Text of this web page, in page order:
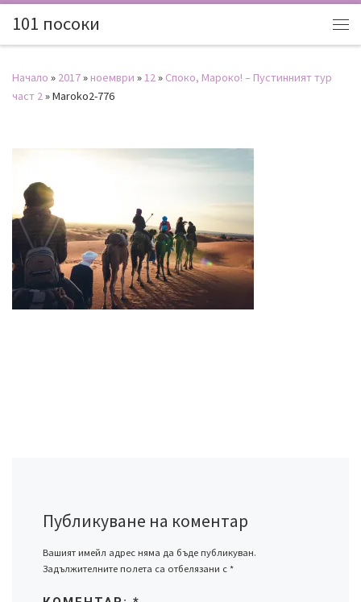
101 посоки
Начало » 2017» ноември »12» Споко, Мароко! – Пустинният тур
част 2»Maroko2-776
Публикуване на коментар
Вашият имейл адрес няма да бъде публикуван.
Задължителните полета са отбелязани с *